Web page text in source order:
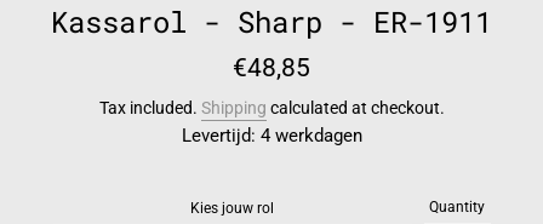
Kassarol - Sharp - ER-1911
Regular
€48,85
Tax included. Shipping calculated at checkout.
Levertijd: 4 werkdagen
Kies jouw rol Quantity